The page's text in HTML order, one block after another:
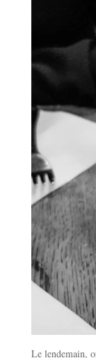
Le lendemain,